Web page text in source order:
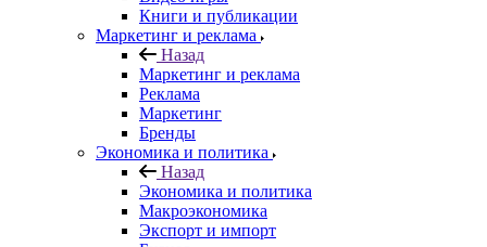
Книги и публикации
Маркетинг и реклама
Назад
Маркетинг и реклама
Реклама
Маркетинг
Бренды
Экономика и политика
Назад
Экономика и политика
Макроэкономика
Экспорт и импорт